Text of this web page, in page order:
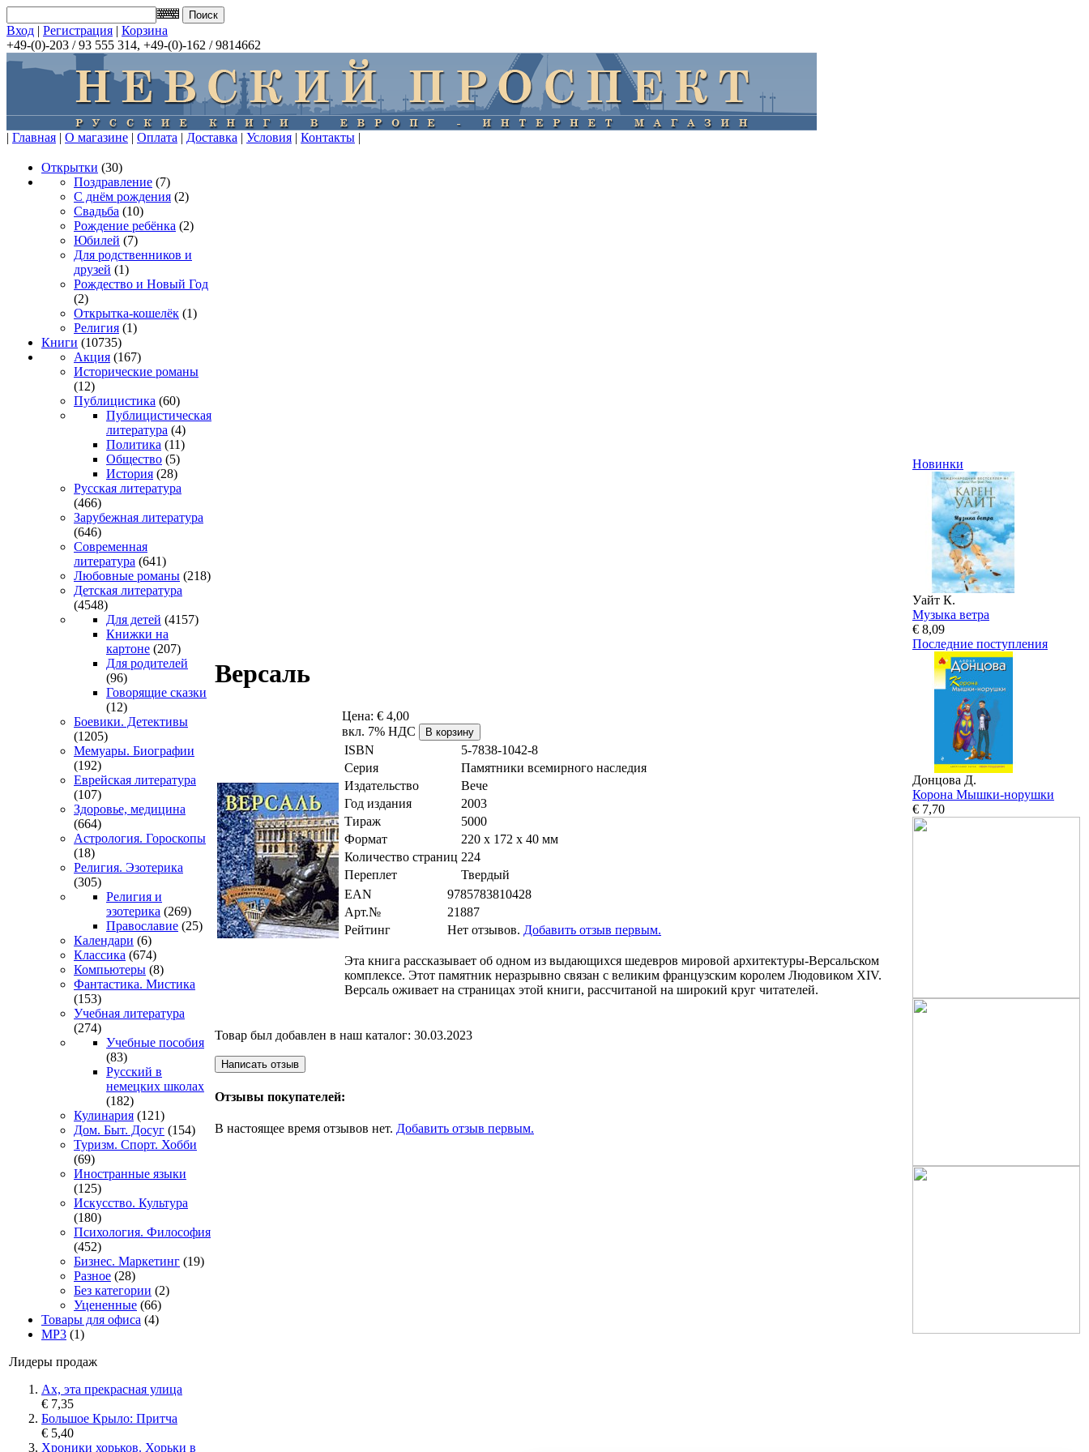
Вход | Регистрация | Корзина
+49-(0)-203 / 93 555 314, +49-(0)-162 / 9814662
| Главная | О магазине | Оплата | Доставка | Условия | Контакты |
Открытки (30)
Поздравление (7)
С днём рождения (2)
Свадьба (10)
Рождение ребёнка (2)
Юбилей (7)
Для родственников и
друзей (1)
Рождество и Новый Год
(2)
Открытка-кошелёк (1)
Религия (1)
Книги (10735)
Акция (167)
Исторические романы
(12)
Публицистика (60)
Публицистическая
литература (4)
Политика (11)
Общество (5)
История (28)
Русская литература
(466)
Зарубежная литература
(646)
Современная
литература (641)
Любовные романы (218)
Детская литература
(4548)
Для детей (4157)
Книжки на
картоне (207)
Для родителей
(96)
Говорящие сказки
(12)
Боевики. Детективы
(1205)
Мемуары. Биографии
(192)
Еврейская литература
(107)
Здоровье, медицина
(664)
Астрология. Гороскопы
(18)
Религия. Эзотерика
(305)
Религия и
эзотерика (269)
Православие (25)
Календари (6)
Классика (674)
Компьютеры (8)
Фантастика. Мистика
(153)
Учебная литература
(274)
Учебные пособия
(83)
Русский в
немецких школах
(182)
Кулинария (121)
Дом. Быт. Досуг (154)
Туризм. Спорт. Хобби
(69)
Иностранные языки
(125)
Искусство. Культура
(180)
Психология. Философия
(452)
Бизнес. Маркетинг (19)
Разное (28)
Без категории (2)
Уцененные (66)
Товары для офиса (4)
MP3 (1)
Лидеры продаж
Ах, эта прекрасная улица
€ 7,35
Большое Крыло: Притча
€ 5,40
Хроники хорьков. Хорьки в
Версаль
Цена: € 4,00
вкл. 7% НДС
ISBN
5-7838-1042-8
Серия
Памятники всемирного наследия
Издательство
Вече
Год издания
2003
Тираж
5000
Формат
220 x 172 x 40 мм
Количество страниц 224
Переплет
Твердый
EAN
9785783810428
Арт.№
21887
Рейтинг
Нет отзывов. Добавить отзыв первым.
Эта книга рассказывает об одном из выдающихся шедевров мировой архитектуры-Версальском
комплексе. Этот памятник неразрывно связан с великим французским королем Людовиком XIV.
Версаль оживает на страницах этой книги, рассчитаной на широкий круг читателей.
Товар был добавлен в наш каталог: 30.03.2023
Отзывы покупателей:
В настоящее время отзывов нет. Добавить отзыв первым.
Новинки
Уайт К.
Музыка ветра
€ 8,09
Последние поступления
Донцова Д.
Корона Мышки-норушки
€ 7,70